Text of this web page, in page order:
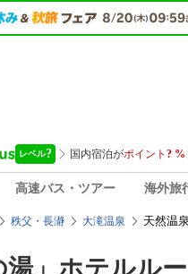
高速バス・ツアー 海外旅
秩父・長瀞 大滝温泉 天然温
湯」ホテルル